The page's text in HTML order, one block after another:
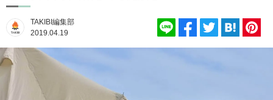
TAKIBI編集部
2019.04.19